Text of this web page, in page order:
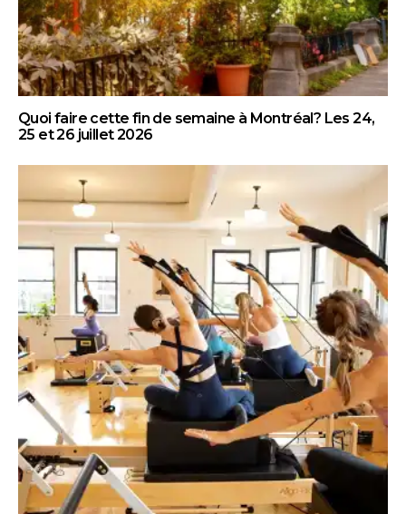
Quoi faire cette fin de semaine à Montréal? Les 24,
25 et 26 juillet 2026